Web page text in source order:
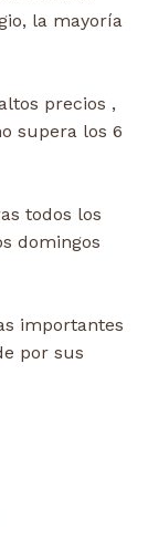
la mayoría
precios ,
supera los 6
todos los
domingos
importantes
por sus